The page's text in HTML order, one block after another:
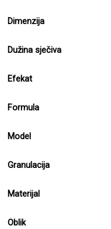
Dimenzija
Dužina sječiva
Efekat
Formula
Model
Granulacija
Materijal
Oblik